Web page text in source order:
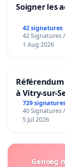
Soigner les
42 signatures
42 Signatures
1 Aug 2026
à Vitry-sur-
729
40 Signatures
5 Jul 2026
Genoeg